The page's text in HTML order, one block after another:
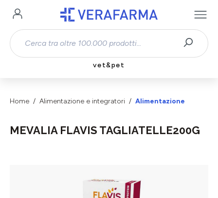
Passa al contenuto principale
vet&pet
Home Alimentazione e integratori Alimentazione
MEVALIA FLAVIS TAGLIATELLE200G